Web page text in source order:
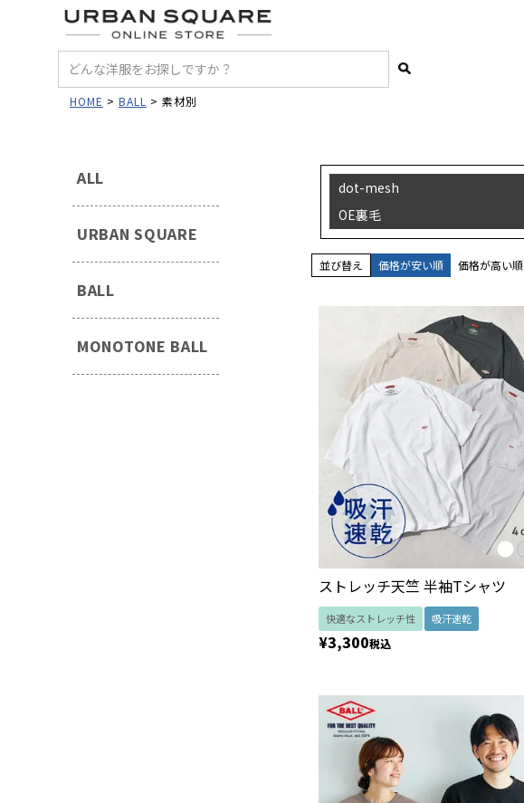
HOME BALL 素材別
ALL
URBAN SQUARE
BALL
MONOTONE BALL
dot-mesh
OE裏毛
並び替え 価格が安い順 価格が高い順
ストレッチ天竺 半袖Tシャツ
快適なストレッチ性 吸汗速乾
¥3,300税込